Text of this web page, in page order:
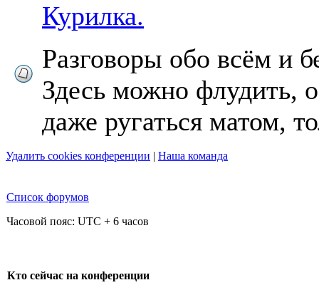
Курилка.
Разговоры обо всём и
Здесь можно флудить,
даже ругаться матом,
Удалить cookies конференции | Наша команда
Список форумов
Часовой пояс: UTC + 6 часов
Кто сейчас на конференции